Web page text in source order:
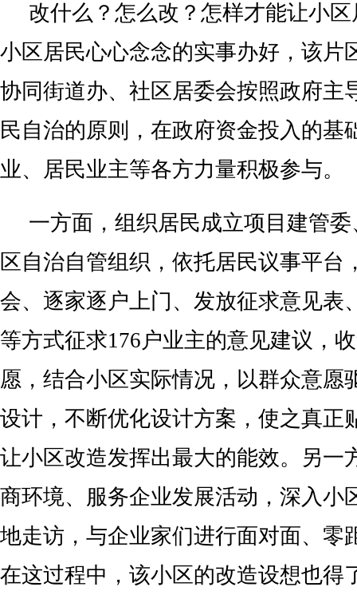
改什么？怎么改？怎样才能让小
小区居民心心念念的实事办好，该片
协同街道办、社区居委会按照政府主
民自治的原则，在政府资金投入的基
业、居民业主等各方力量积极参与。
一方面，组织居民成立项目建管
区自治自管组织，依托居民议事平台
会、逐家逐户上门、发放征求意见表
等方式征求176户业主的意见建议，
愿，结合小区实际情况，以群众意愿
设计，不断优化设计方案，使之真正
让小区改造发挥出最大的能效。另一
商环境、服务企业发展活动，深入小
地走访，与企业家们进行面对面、零
在这过程中，该小区的改造设想也得